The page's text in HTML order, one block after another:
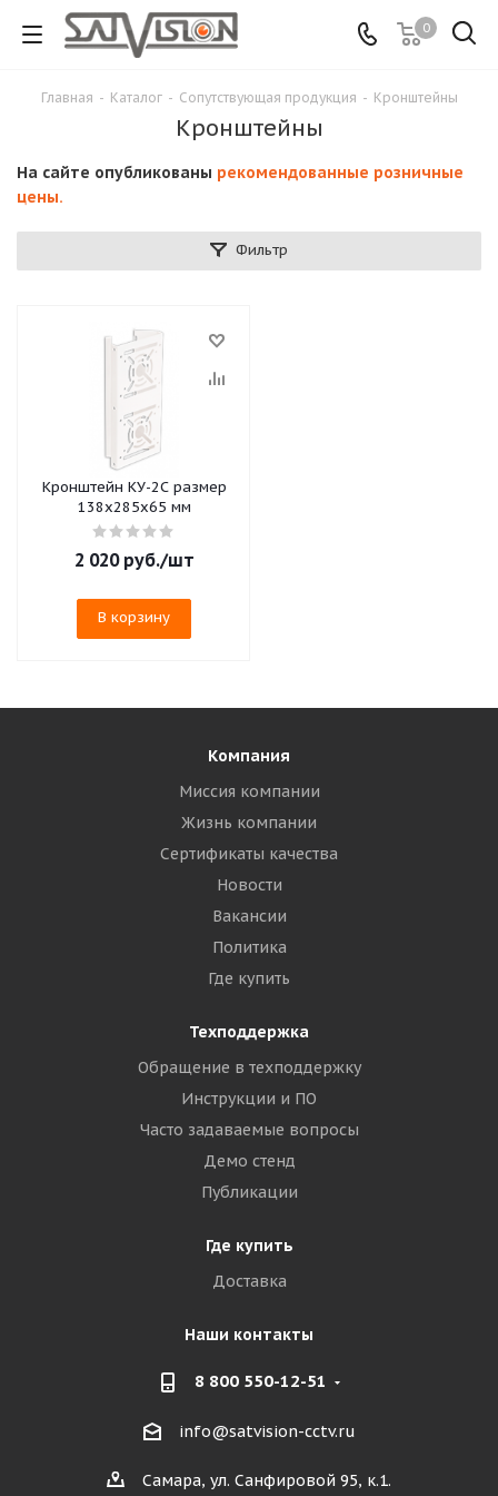
0
Главная - Каталог - Сопутствующая продукция - Кронштейны
Кронштейны
На сайте опубликованы рекомендованные розничные
цены.
Фильтр
Кронштейн КУ-2С размер
138х285х65 мм
2 020руб./шт
В корзину
Компания
Миссия компании
Жизнь компании
Сертификаты качества
Новости
Вакансии
Политика
Где купить
Техподдержка
Обращение в техподдержку
Инструкции и ПО
Часто задаваемые вопросы
Демо стенд
Публикации
Где купить
Доставка
Наши контакты
8 800 550-12-51
info@satvision-cctv.ru
Самара, ул. Санфировой 95, к.1.